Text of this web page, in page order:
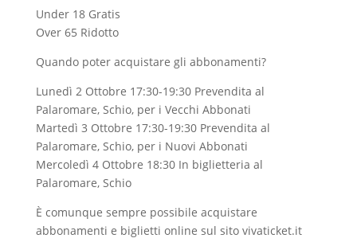
Under 18 Gratis
Over 65 Ridotto
Quando poter acquistare gli abbonamenti?
Lunedì 2 Ottobre 17:30-19:30 Prevendita al
Palaromare, Schio, per i Vecchi Abbonati
Martedì 3 Ottobre 17:30-19:30 Prevendita al
Palaromare, Schio, per i Nuovi Abbonati
Mercoledì 4 Ottobre 18:30 In biglietteria al
Palaromare, Schio
È comunque sempre possibile acquistare
abbonamenti e biglietti online sul sito vivaticket.it